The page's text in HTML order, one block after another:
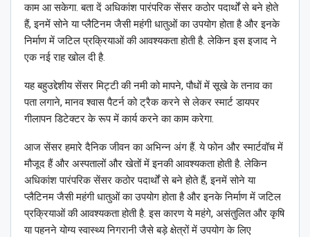
काम आ सकेगा. बता दें अधिकांश पारंपरिक सेंसर कठोर पदार्थों से बने होते
हैं, इनमें सोने या प्लैटिनम जैसी महंगी धातुओं का उपयोग होता है और इनके
निर्माण में जटिल प्रक्रियाओं की आवश्यकता होती है. लेकिन इस इजाद ने
एक नई राह खोल दी है.
यह बहुउद्देशीय सेंसर मिट्टी की नमी को मापने, पौधों में सूखे के तनाव का
पता लगाने, मानव श्वास पैटर्न को ट्रैक करने से लेकर स्मार्ट डायपर
गीलापन डिटेक्टर के रूप में कार्य करने का काम करेगा.
आज सेंसर हमारे दैनिक जीवन का अभिन्न अंग हैं. ये फोन और स्मार्टवॉच में
मौजूद हैं और अस्पतालों और खेतों में इनकी आवश्यकता होती है. लेकिन
अधिकांश पारंपरिक सेंसर कठोर पदार्थों से बने होते हैं, इनमें सोने या
प्लैटिनम जैसी महंगी धातुओं का उपयोग होता है और इनके निर्माण में जटिल
प्रक्रियाओं की आवश्यकता होती है. इस कारण ये महंगे, असंतुलित और कृषि
या पहनने योग्य स्वास्थ्य निगरानी जैसे बड़े क्षेत्रों में उपयोग के लिए